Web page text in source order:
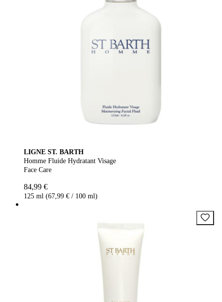
LIGNE ST. BARTH
Homme Fluide Hydratant Visage
Face Care
84,99 €
125 ml (67,99 € / 100 ml)